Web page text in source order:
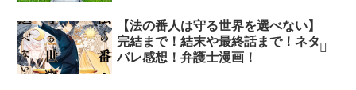
【法の番人は守る世界を選べない】
完結まで！結末や最終話まで！ネタ
バレ感想！弁護士漫画！